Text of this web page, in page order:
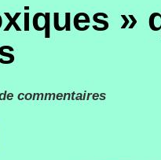
»
commentaires